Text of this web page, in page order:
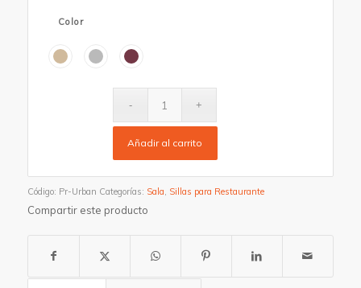
Color
Añadir al carrito
Código: Pr-Urban Categorías: Sala, Sillas para Restaurante
Compartir este producto